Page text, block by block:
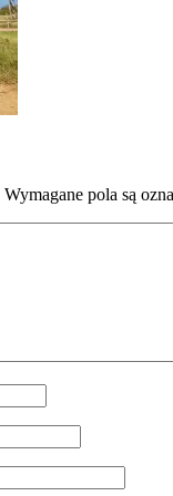
Wymagane pola są